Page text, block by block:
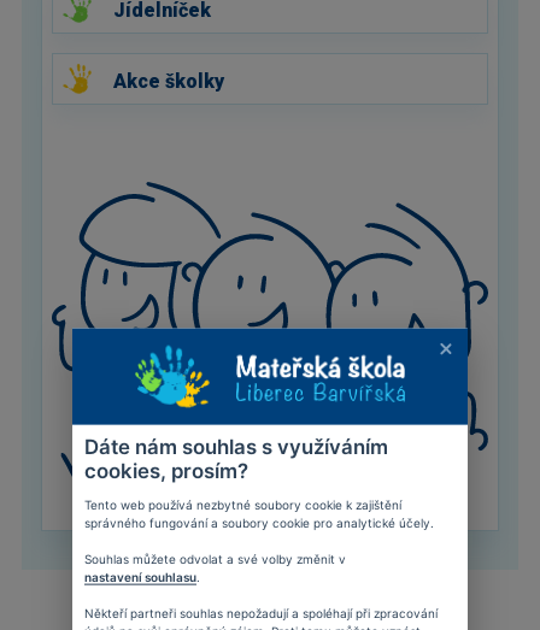
Jídelníček
Akce školky
Dáte nám souhlas s využíváním
cookies, prosím?
Tento web používá nezbytné soubory cookie k zajištění
správného fungování a soubory cookie pro analytické účely.
Souhlas můžete odvolat a své volby změnit v
nastavení souhlasu
Někteří partneři souhlas nepožadují a spoléhají při zpracování